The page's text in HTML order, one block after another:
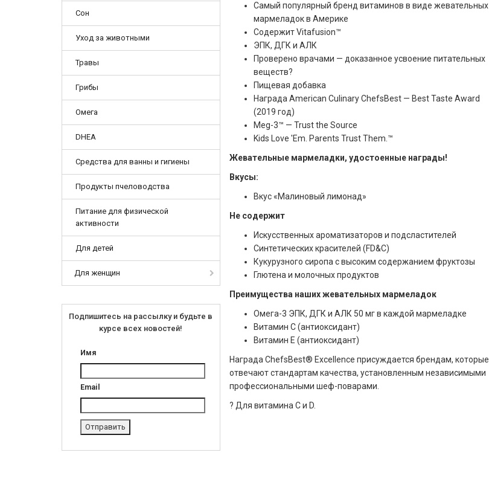
Сон
Уход за животными
Травы
Грибы
Омега
DHEA
Средства для ванны и гигиены
Продукты пчеловодства
Питание для физической
активности
Для детей
Для женщин
Подпишитесь на рассылку и будьте в
курсе всех новостей!
Имя
Email
Самый популярный бренд витаминов в виде жевательных
мармеладок в Америке
Содержит Vitafusion™
ЭПК, ДГК и АЛК
Проверено врачами — доказанное усвоение питательных
веществ?
Пищевая добавка
Награда American Culinary ChefsBest — Best Taste Award
(2019 год)
Meg-3™ — Trust the Source
Kids Love 'Em. Parents Trust Them.™
Жевательные мармеладки, удостоенные награды!
Вкусы:
Вкус «Малиновый лимонад»
Не содержит
Искусственных ароматизаторов и подсластителей
Синтетических красителей (FD&C)
Кукурузного сиропа с высоким содержанием фруктозы
Глютена и молочных продуктов
Преимущества наших жевательных мармеладок
Омега-3 ЭПК, ДГК и АЛК 50 мг в каждой мармеладке
Витамин C (антиоксидант)
Витамин E (антиоксидант)
Награда ChefsBest® Excellence присуждается брендам, которые
отвечают стандартам качества, установленным независимыми
профессиональными шеф-поварами.
? Для витамина C и D.